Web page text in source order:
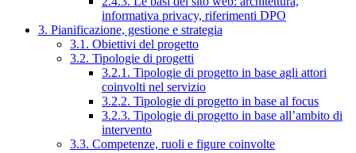
informativa privacy, riferimenti DPO
3. Pianificazione, gestione e strategia
3.1. Obiettivi del progetto
3.2. Tipologie di progetti
3.2.1. Tipologie di progetto in base agli attori
coinvolti nel servizio
3.2.2. Tipologie di progetto in base al focus
3.2.3. Tipologie di progetto in base all’ambito di
intervento
3.3. Competenze, ruoli e figure coinvolte